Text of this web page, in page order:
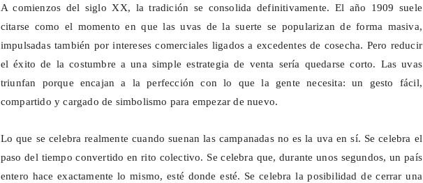
A comienzos del siglo XX, la tradición se consolida definitivamente. El año 1909 suele
citarse como el momento en que las uvas de la suerte se popularizan de forma masiva,
impulsadas también por intereses comerciales ligados a excedentes de cosecha. Pero reducir
el éxito de la costumbre a una simple estrategia de venta sería quedarse corto. Las uvas
triunfan porque encajan a la perfección con lo que la gente necesita: un gesto fácil,
compartido y cargado de simbolismo para empezar de nuevo.
Lo que se celebra realmente cuando suenan las campanadas no es la uva en sí. Se celebra el
paso del tiempo convertido en rito colectivo. Se celebra que, durante unos segundos, un país
entero hace exactamente lo mismo, esté donde esté. Se celebra la posibilidad de cerrar una